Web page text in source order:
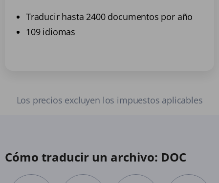
Traducir hasta 2400 documentos por año
109 idiomas
Los precios excluyen los impuestos aplicables
Cómo traducir un archivo: DOC